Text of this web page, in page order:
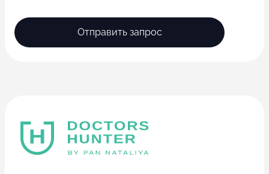
Отправить запрос